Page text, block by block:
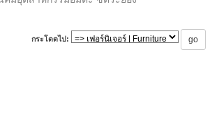
กระโดดไป: